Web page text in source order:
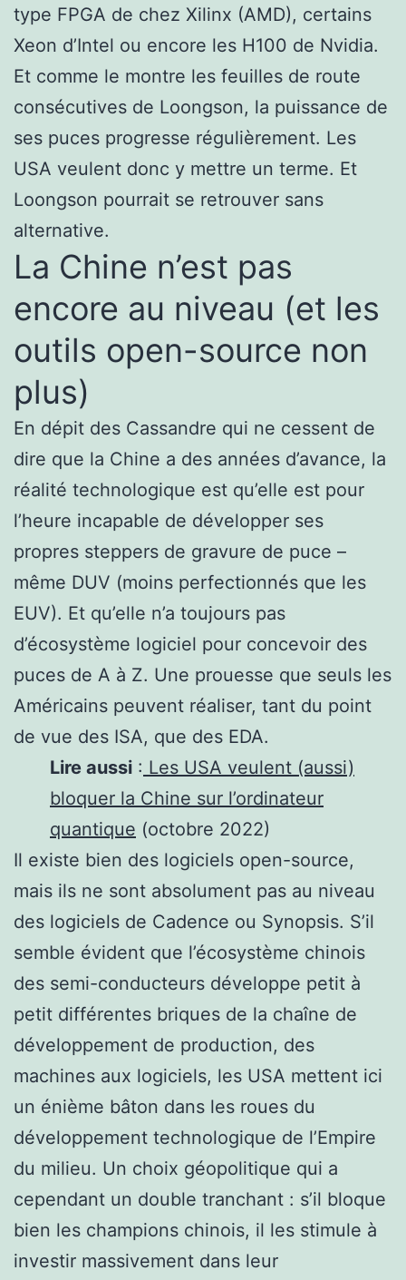
type FPGA de chez Xilinx (AMD), certains
Xeon d’Intel ou encore les H100 de Nvidia.
Et comme le montre les feuilles de route
consécutives de Loongson, la puissance de
ses puces progresse régulièrement. Les
USA veulent donc y mettre un terme. Et
Loongson pourrait se retrouver sans
alternative.
La Chine n’est pas
encore au niveau (et les
outils open-source non
plus)
En dépit des Cassandre qui ne cessent de
dire que la Chine a des années d’avance, la
réalité technologique est qu’elle est pour
l’heure incapable de développer ses
propres steppers de gravure de puce –
même DUV (moins perfectionnés que les
EUV). Et qu’elle n’a toujours pas
d’écosystème logiciel pour concevoir des
puces de A à Z. Une prouesse que seuls les
Américains peuvent réaliser, tant du point
de vue des ISA, que des EDA.
Lire aussi : Les USA veulent (aussi)
bloquer la Chine sur l’ordinateur
quantique (octobre 2022)
Il existe bien des logiciels open-source,
mais ils ne sont absolument pas au niveau
des logiciels de Cadence ou Synopsis. S’il
semble évident que l’écosystème chinois
des semi-conducteurs développe petit à
petit différentes briques de la chaîne de
développement de production, des
machines aux logiciels, les USA mettent ici
un énième bâton dans les roues du
développement technologique de l’Empire
du milieu. Un choix géopolitique qui a
cependant un double tranchant : s’il bloque
bien les champions chinois, il les stimule à
investir massivement dans leur